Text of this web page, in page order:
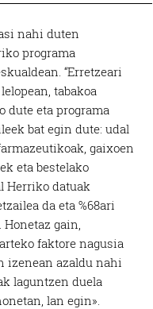
nahi duten
programa
“Erretzeari
tabakoa
dute eta programa
bat egin dute: udal
gaixoen
eta bestelako
Herriko datuak
da eta %68ari
gain,
faktore nagusia
izenean azaldu nahi
laguntzen duela
lan egin».